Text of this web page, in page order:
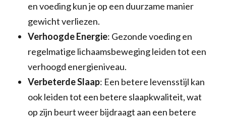
en voeding kun je op een duurzame manier
gewicht verliezen.
Verhoogde Energie: Gezonde voeding en
regelmatige lichaamsbeweging leiden tot een
verhoogd energieniveau.
Verbeterde Slaap: Een betere levensstijl kan
ook leiden tot een betere slaapkwaliteit, wat
op zijn beurt weer bijdraagt aan een betere